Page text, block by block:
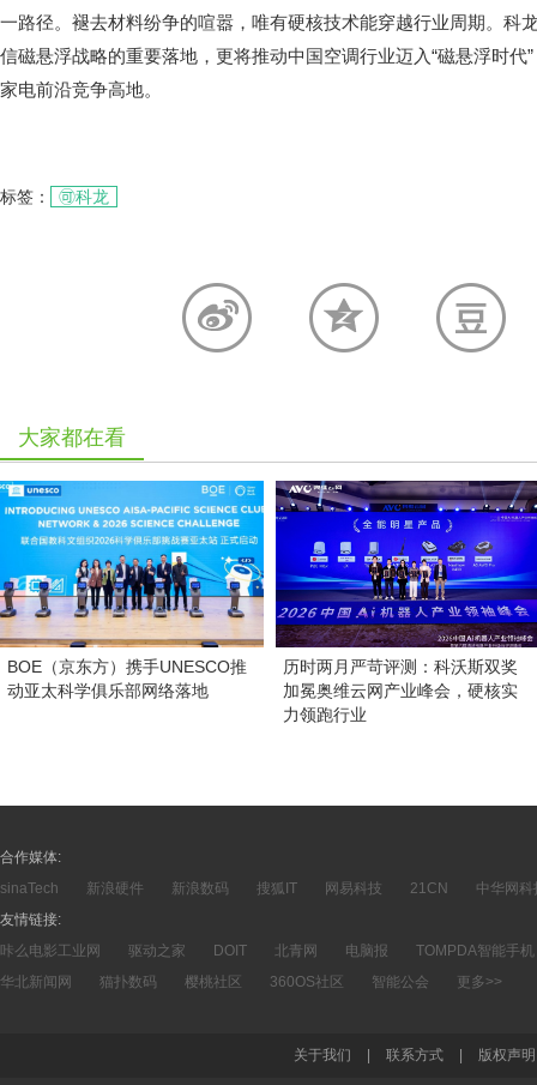
一路径。褪去材料纷争的喧嚣，唯有硬核技术能穿越行业周期。科
信磁悬浮战略的重要落地，更将推动中国空调行业迈入“磁悬浮时代
家电前沿竞争高地。
标签： 🉑科龙
大家都在看
BOE（京东方）携手UNESCO推
动亚太科学俱乐部网络落地
历时两月严苛评测：科沃斯双奖
加冕奥维云网产业峰会，硬核实
力领跑行业
合作媒体:
sinaTech
新浪硬件 新浪数码 搜狐IT 网易科技 21CN
中华网科
友情链接:
咔么电影工业网
驱动之家 DOIT 北青网 电脑报
TOMPDA智能手机
华北新闻网
猫扑数码 樱桃社区 360OS社区 智能公会 更多>>
关于我们 | 联系方式 | 版权声明